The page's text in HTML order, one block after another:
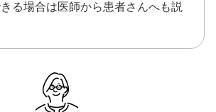
る場合は医師から患者さんへも説